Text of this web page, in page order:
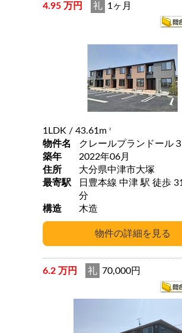
4.95 万円 礼 1ヶ月
1LDK / 43.61m 2
物件名
クレールプランドール３
築年
2022年06月
住所
大分県中津市大塚
最寄駅
日豊本線 中津 駅 徒歩 31
分
構造
木造
6.2 万円 礼 70,000円